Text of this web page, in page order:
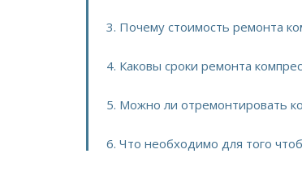
3. Почему стоимость ремонта
4. Каковы сроки ремонта
5. Можно ли отремонтировать
6. Что необходимо для того